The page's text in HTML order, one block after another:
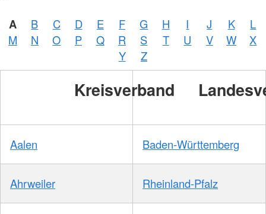
A B C D E F G H I J K
L
M
N O P Q R S T U V W
X
Y
Z
Kreisverband
Aalen Baden-Württemberg
Ahrweiler Rheinland-Pfalz